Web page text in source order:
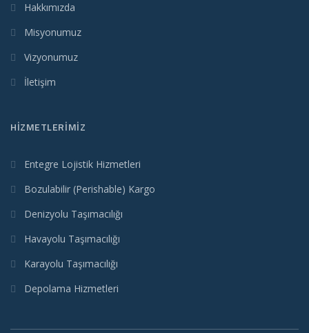
Hakkımızda
Misyonumuz
Vizyonumuz
İletişim
HIZMETLERIMIZ
Entegre Lojistik Hizmetleri
Bozulabilir (Perishable) Kargo
Denizyolu Taşımacılığı
Havayolu Taşımacılığı
Karayolu Taşımacılığı
Depolama Hizmetleri